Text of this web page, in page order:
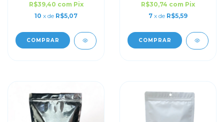
R$39,40 com Pix
10 x de R$5,07
COMPRAR
R$30,74 com Pix
7 x de R$5,59
COMPRAR